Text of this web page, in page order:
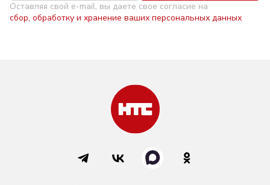
Оставляя свой e-mail, вы даете свое согласие на
сбор, обработку и хранение ваших персональных данных